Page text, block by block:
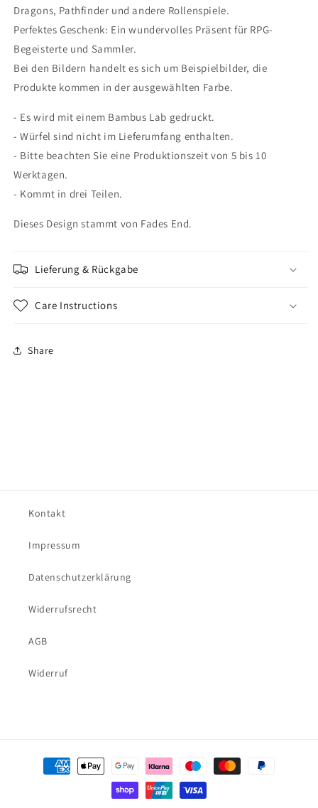
Dragons, Pathfinder und andere Rollenspiele.
Perfektes Geschenk: Ein wundervolles Präsent für RPG-
Begeisterte und Sammler.
Bei den Bildern handelt es sich um Beispielbilder, die
Produkte kommen in der ausgewählten Farbe.
- Es wird mit einem Bambus Lab gedruckt.
- Würfel sind nicht im Lieferumfang enthalten.
- Bitte beachten Sie eine Produktionszeit von 5 bis 10
Werktagen.
- Kommt in drei Teilen.
Dieses Design stammt von Fades End.
Lieferung & Rückgabe
Care Instructions
Share
Kontakt
Impressum
Datenschutzerklärung
Widerrufsrecht
AGB
Widerruf
Zahlungsmethoden